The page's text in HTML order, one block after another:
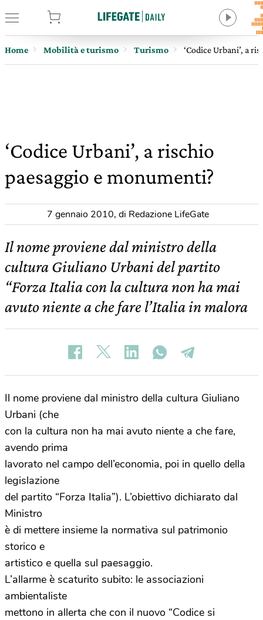
Home Mobilità e turismo Turismo ‘Codice Urbani’, a
‘Codice Urbani’, a rischio
paesaggio e monumenti?
7 gennaio 2010, di Redazione LifeGate
Il nome proviene dal ministro della
cultura Giuliano Urbani del partito
“Forza Italia con la cultura non ha mai
avuto niente a che fare l’Italia in malora
Il nome proviene dal ministro della cultura Giuliano
Urbani (che
con la cultura non ha mai avuto niente a che fare,
avendo prima
lavorato nel campo dell’economia, poi in quello della
legislazione
del partito “Forza Italia”). L’obiettivo dichiarato dal
Ministro
è di mettere insieme la normativa sul patrimonio
storico e
artistico e quella sul paesaggio.
L’allarme è scaturito subito: le associazioni
ambientaliste
mettono in allerta che con il nuovo “Codice si